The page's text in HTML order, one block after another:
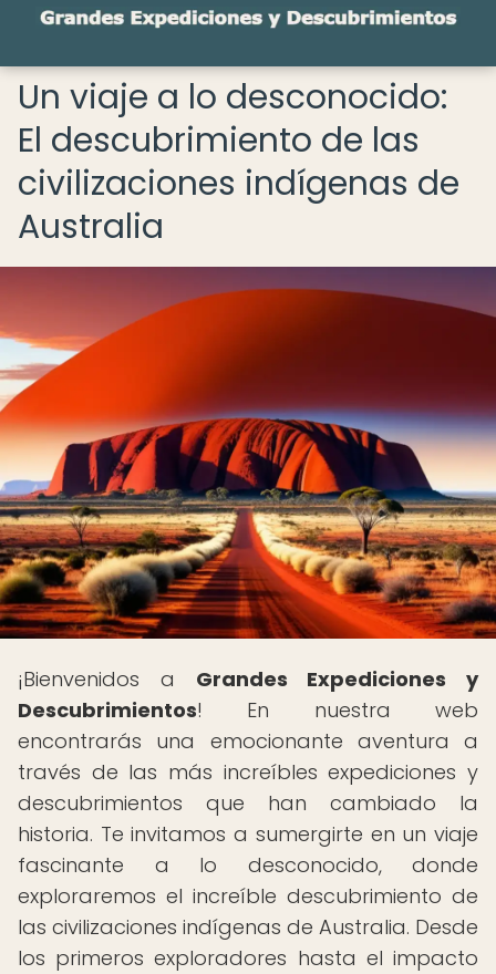
Un viaje a lo desconocido:
El descubrimiento de las
civilizaciones indígenas de
Australia
¡Bienvenidos a Grandes Expediciones y
Descubrimientos! En nuestra web
encontrarás una emocionante aventura a
través de las más increíbles expediciones y
descubrimientos que han cambiado la
historia. Te invitamos a sumergirte en un viaje
fascinante a lo desconocido, donde
exploraremos el increíble descubrimiento de
las civilizaciones indígenas de Australia. Desde
los primeros exploradores hasta el impacto